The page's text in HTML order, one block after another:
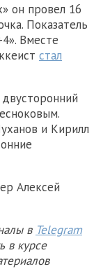
он провел 16
Показатель
Вместе
стал
двусторонний
и Кирилл
Алексей
в Telegram
в курсе